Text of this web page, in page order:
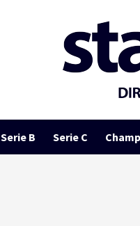
Serie B Serie C